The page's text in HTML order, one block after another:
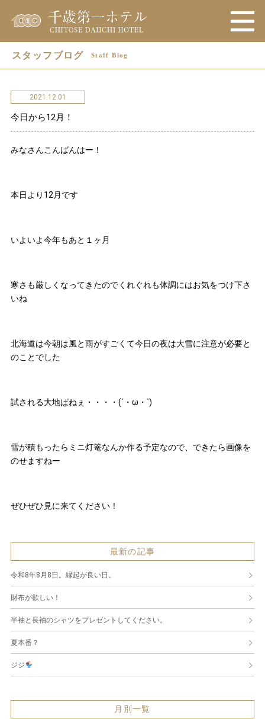
スタッフブログ Staff Blog
2021.12.01
今日から12月！
みなさんこんばんはー！
本日より12月です
いよいよ今年もあと１ヶ月
寒さも厳しくなってきたのでくれぐれも体調にはお気をつけ下さ
いね
北海道は今朝は風と雨がすごくて今日の夜は大雪に注意が必要と
のことでした
試される大地ぱねぇ・・・・(´・ω・`)
雪が積もったらミニ灯篭なんか作る予定なので、できたら画像を
のせますねー
ぜひぜひ見に来てください！
最新の記事
令和8年8月8日。縁起が良い日。
財布が欲しい！
半袖と長袖のシャツをプレゼントしてください。
夏本番？
ジジ
月別一覧